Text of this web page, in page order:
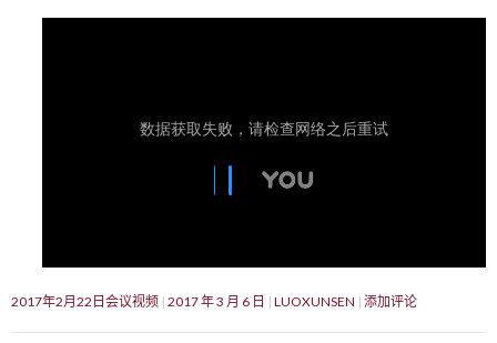
2017年2月22日会议视频 2017 年 3 月 6 日 LUOXUNSEN 添加评论